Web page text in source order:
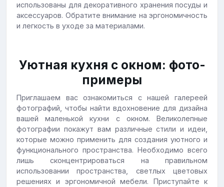
использованы для декоративного хранения посуды и
аксессуаров. Обратите внимание на эргономичность
и легкость в уходе за материалами.
Уютная кухня с окном: фото-
примеры
Приглашаем вас ознакомиться с нашей галереей
фотографий, чтобы найти вдохновение для дизайна
вашей маленькой кухни с окном. Великолепные
фотографии покажут вам различные стили и идеи,
которые можно применить для создания уютного и
функционального пространства. Необходимо всего
лишь сконцентрироваться на правильном
использовании пространства, светлых цветовых
решениях и эргономичной мебели. Приступайте к